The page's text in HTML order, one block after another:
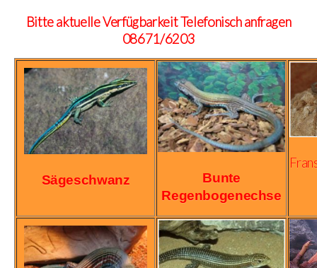
Bitte aktuelle Verfügbarkeit Telefonisch anfragen
08671/6203
Sägeschwanz Bunte
Regenbogenechse